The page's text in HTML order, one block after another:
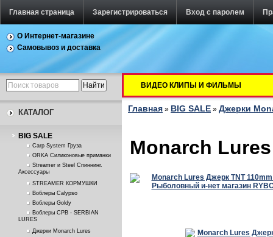
Главная страница Зарегистрироваться Вход с паролем
О Интернет-магазине
Самовывоз и доставка
КАТАЛОГ
BIG SALE
Carp System Груза
ORKA Силиконовые приманки
Streamer и Steel Спиннинг.
Аксессуары
STREAMER КОРМУШКИ
Воблеры Calypso
Воблеры Goldy
Воблеры СРВ - SERBIAN
LURES
Джерки Monarch Lures
ВИДЕО КЛИПЫ И ФИЛЬМЫ
Главная » BIG SALE » Джерки
Monarch